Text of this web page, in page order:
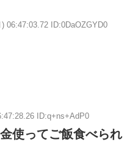
06:47:03.72 ID:0DaOZGYD0
ID:q+ns+AdP0
使ってご飯食べられ